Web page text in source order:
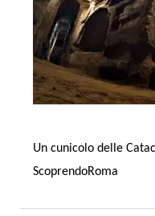
Un cunicolo delle
ScoprendoRoma